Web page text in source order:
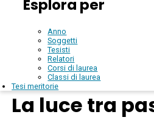
Esplora per
Anno
Soggetti
Tesisti
Relatori
Corsi di laurea
Classi di laurea
Tesi meritorie
La luce tra